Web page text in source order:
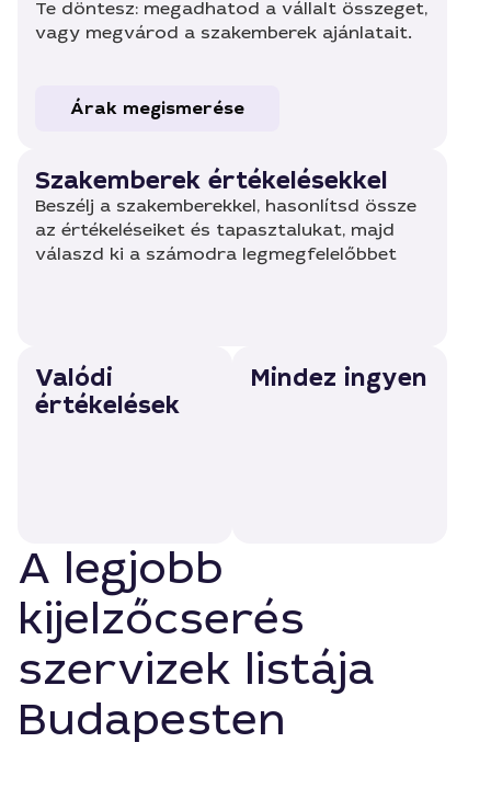
Te döntesz: megadhatod a vállalt összeget,
vagy megvárod a szakemberek ajánlatait.
Árak megismerése
Szakemberek értékelésekkel
Beszélj a szakemberekkel, hasonlítsd össze
az értékeléseiket és tapasztalukat, majd
válaszd ki a számodra legmegfelelőbbet
Valódi
értékelések
Mindez ingyen
A legjobb
kijelzőcserés
szervizek listája
Budapesten